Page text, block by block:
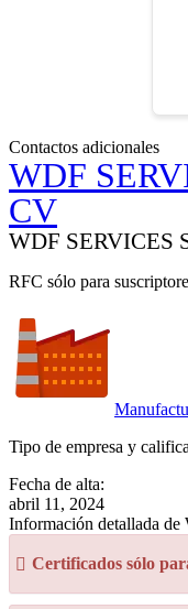
Contactos adicionales
WDF
CV
WDF SERVICES
RFC sólo para
Tipo de empresa y
Fecha de alta:
abril 11, 2024
Información detallada
Certificados sólo